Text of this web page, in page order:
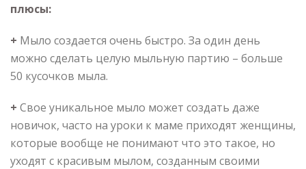
плюсы:
+ Мыло создается очень быстро. За один день
можно сделать целую мыльную партию – больше
50 кусочков мыла.
+ Свое уникальное мыло может создать даже
новичок, часто на уроки к маме приходят женщины,
которые вообще не понимают что это такое, но
уходят с красивым мылом, созданным своими